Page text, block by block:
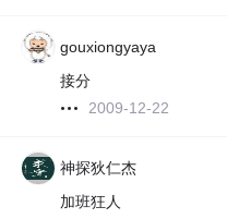
gouxiongyaya
接分
2009-12-22
神探狄仁杰
加班狂人